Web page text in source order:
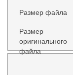
Размер файла
Размер
оригинального
файла